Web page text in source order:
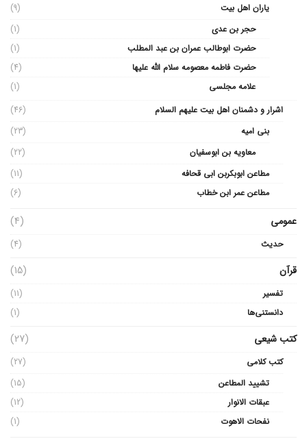
یاران اهل بیت
(9)
حجر بن عدی
(1)
حضرت ابوطالب عمران بن عبد المطلب
(1)
حضرت فاطمه معصومه سلام الله علیها
(4)
علامه مجلسی
(1)
اشرار و دشمنان اهل بیت علیهم السلام
(46)
بنی امیه
(23)
معاویه بن ابوسفیان
(22)
مطاعن ابوبکربن ابی قحافه
(11)
مطاعن عمر ابن خطاب
(6)
عمومی (4)
حدیث (4)
قرآن (15)
تفسیر
(11)
دانستنی‌ها
(1)
کتب شیعی (27)
کتب کلامی
(27)
تشیید المطاعن
(15)
عبقات الانوار
(12)
نفحات الاهوت
(1)